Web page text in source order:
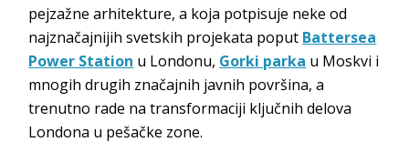
pejzažne arhitekture, a koja potpisuje neke od
najznačajnijih svetskih projekata poput Battersea
Power Station u Londonu, Gorki parka u Moskvi i
mnogih drugih značajnih javnih površina, a
trenutno rade na transformaciji ključnih delova
Londona u pešačke zone.